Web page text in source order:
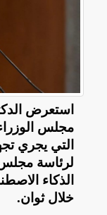
استعرض
مجلس
التي يجري
لرئاسة مجلس
الذكاء
خلال ثوان.